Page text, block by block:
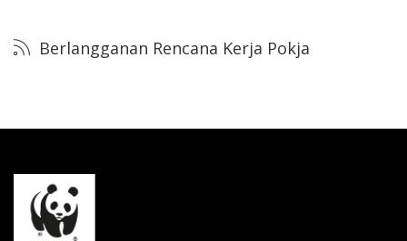
Berlangganan Rencana Kerja Pokja